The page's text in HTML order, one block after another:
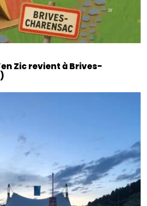
Zic revient à Brives-